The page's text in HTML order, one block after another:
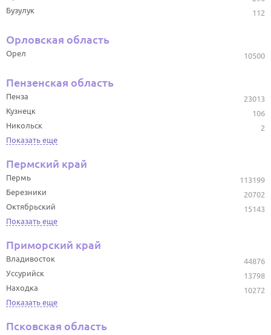
112
Бузулук
Орловская область
10500
Орел
Пензенская область
23013
Пенза
106
Кузнецк
2
Никольск
Показать еще
Пермский край
113199
Пермь
20702
Березники
15143
Октябрьский
Показать еще
Приморский край
44876
Владивосток
13798
Уссурийск
10272
Находка
Показать еще
Псковская область